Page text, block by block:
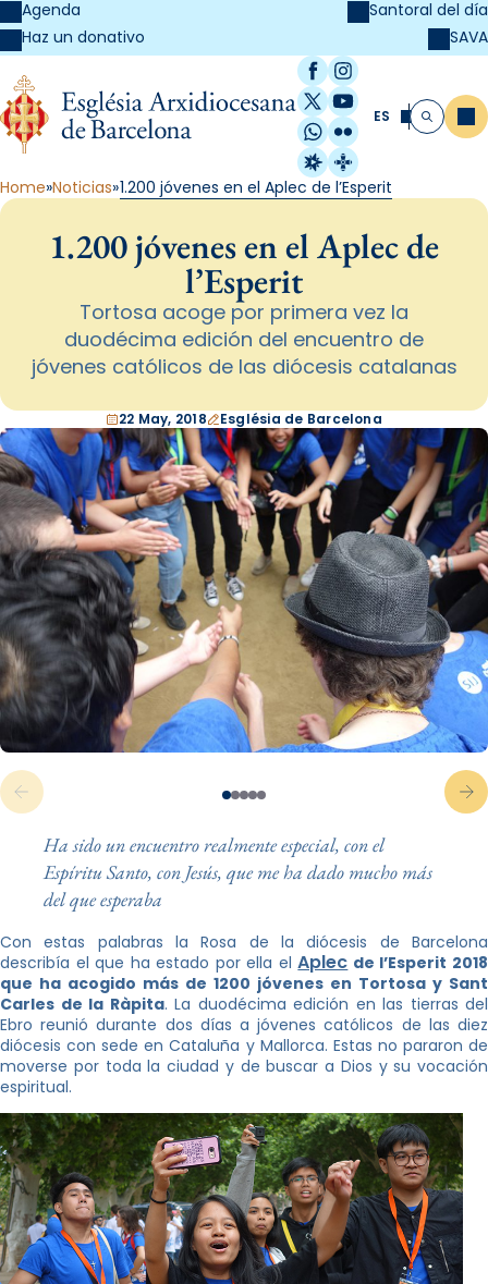
Agenda
Haz un donativo
Santoral del día
SAVA
Facebook
Instagram
X / Twitter
YouTube
WhatsApp
Flickr
Radio Estel
Catalunya
ES Buscar
Home Noticias 1.200 jóvenes en el Aplec de l’Esperit
1.200 jóvenes en el Aplec de
l’Esperit
Tortosa acoge por primera vez la
duodécima edición del encuentro de
jóvenes católicos de las diócesis catalanas
22 May, 2018 Església de Barcelona
Ha sido un encuentro realmente especial, con el
Espíritu Santo, con Jesús, que me ha dado mucho más
del que esperaba
Con estas palabras la Rosa de la diócesis de Barcelona
describía el que ha estado por ella elAplec de l’Esperit 2018
que ha acogido más de 1200 jóvenes en Tortosa y Sant
Carles de la Ràpita. La duodécima edición en las tierras del
Ebro reunió durante dos días a jóvenes católicos de las diez
diócesis con sede en Cataluña y Mallorca. Estas no pararon de
moverse por toda la ciudad y de buscar a Dios y su vocación
espiritual.